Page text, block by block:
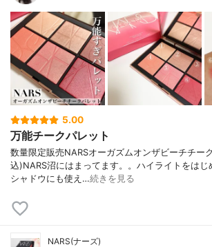
5.00
万能チークパレット
数量限定販売NARSオーガズムオンザビーチチー
込)NARS沼にはまってます。。ハイライトをは
シャドウにも使え…続きを見る
NARS(ナーズ)